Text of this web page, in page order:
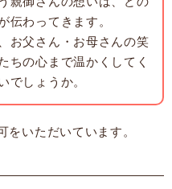
伝わってきます。
お父さん・お母さんの笑
ちの心まで温かくしてく
でしょうか。
をいただいています。